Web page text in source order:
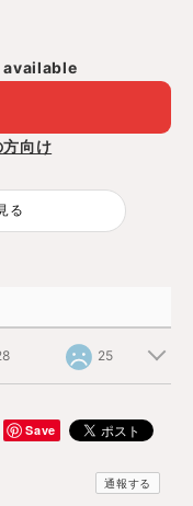
方向け
る
25
Save
通報する